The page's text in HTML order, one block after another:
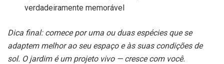
verdadeiramente memorável
Dica final: comece por uma ou duas espécies que se
adaptem melhor ao seu espaço e às suas condições de
sol. O jardim é um projeto vivo — cresce com você.